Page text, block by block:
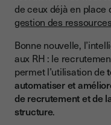
10. Réduction du
mieux recruter les
Quelles sont les
mieux gérer les
Programmes de
de ceux déjà en place
gestion des
Bonne nouvelle,
aux RH : le
permet l’utilisation de
automatiser et
de recrutement et de
structure.